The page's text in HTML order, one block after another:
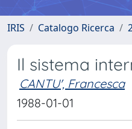
IRIS Catalogo Ricerca
Il sistema
CANTU', Francesca
1988-01-01